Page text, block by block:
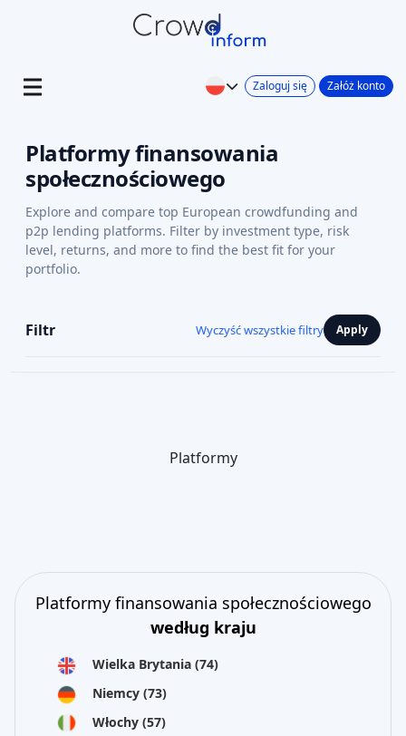
Zaloguj się Załóż konto
Platformy finansowania
społecznościowego
Explore and compare top European crowdfunding and
p2p lending platforms. Filter by investment type, risk
level, returns, and more to find the best fit for your
portfolio.
Filtr Wyczyść wszystkie filtry Apply
Platformy
Platformy finansowania społecznościowego
według kraju
Wielka Brytania (74)
Niemcy (73)
Włochy (57)